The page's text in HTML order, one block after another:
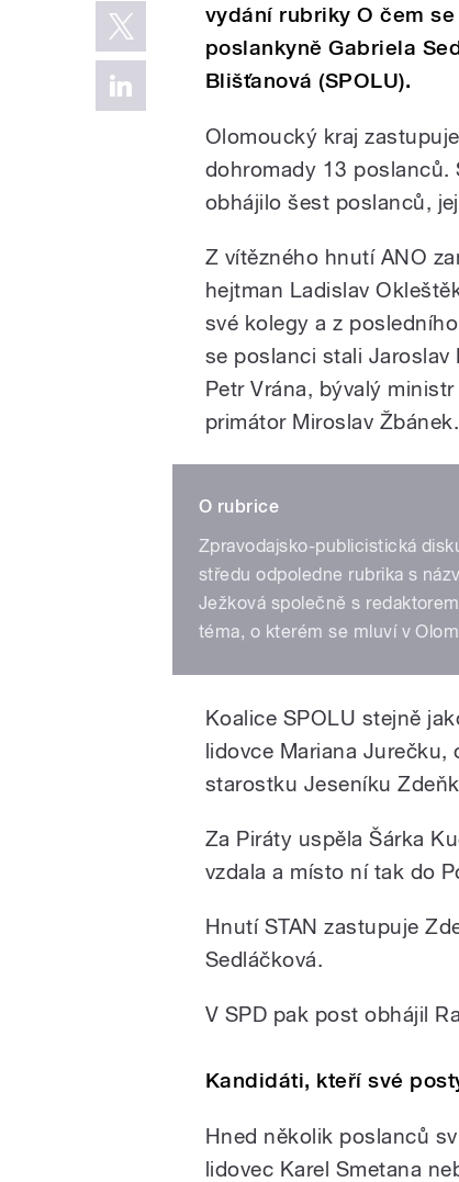
vydání rubriky O čem
poslankyně Gabriela
Blišťanová (SPOLU).
Olomoucký kraj
dohromady 13 poslanců.
obhájilo šest poslanců,
Z vítězného hnutí ANO
hejtman Ladislav
své kolegy a z
se poslanci stali Jaroslav
Petr Vrána, bývalý
primátor Miroslav Žbánek.
O rubrice
Zpravodajsko-publicistická
středu odpoledne rubrika s
Ježková společně s
téma, o kterém se mluví v
Koalice SPOLU stejně
lidovce Mariana Jurečku,
starostku Jeseníku
Za Piráty uspěla Šárka
vzdala a místo ní tak do
Hnutí STAN zastupuje
Sedláčková.
V SPD pak post obhájil
Kandidáti, kteří své
Hned několik poslanců
lidovec Karel Smetana